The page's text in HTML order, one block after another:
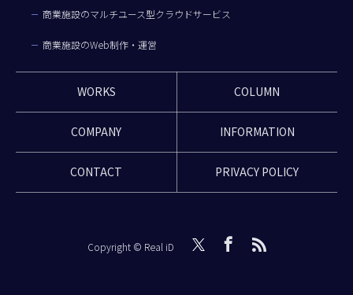
商業施設のマルチユース型クラウドサービス
商業施設のWeb制作・運営
WORKS COLUMN
COMPANY INFORMATION
CONTACT PRIVACY POLICY
Copyright © Real iD